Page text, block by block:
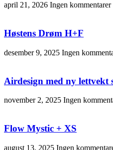
april 21, 2026 Ingen kommentarer
Høstens Drøm H+F
desember 9, 2025 Ingen
Airdesign med ny lettvekt
november 2, 2025 Ingen
Flow Mystic + XS
august 13, 2025 Ingen